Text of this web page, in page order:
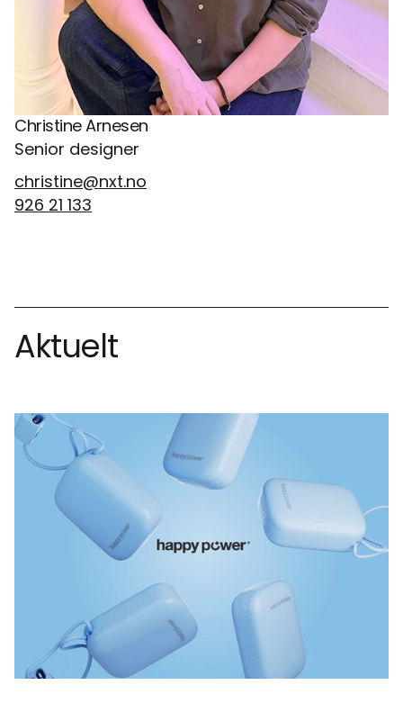
Christine Arnesen
Senior designer
christine@nxt.no
926 21 133
Aktuelt